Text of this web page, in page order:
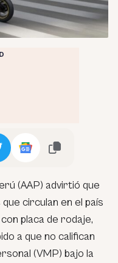
(AAP) advirtió que
circulan en el país
placa de rodaje,
a que no califican
(VMP) bajo la